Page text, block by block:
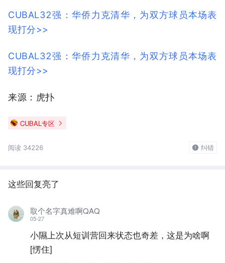
CUBAL32强：华侨力克清华，为双方球员本场表
现打分>>
CUBAL32强：华侨力克清华，为双方球员本场表
现打分>>
来源：虎扑
CUBAL专区
阅读 34226 纠错
这些回复亮了
取个名字真难啊QAQ
05-27
小隰上次从短训营回来状态也奇差，这是为啥啊
[愣住]